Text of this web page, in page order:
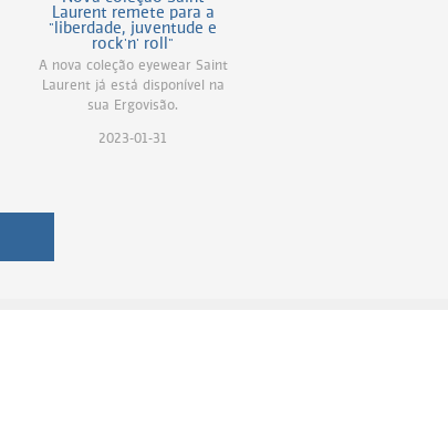
Laurent remete para a
"liberdade, juventude e
rock'n' roll"
A nova coleção eyewear Saint
Laurent já está disponível na
sua Ergovisão.
2023-01-31